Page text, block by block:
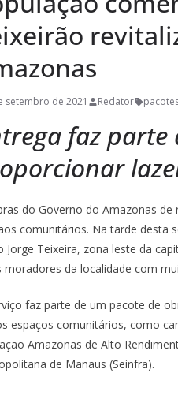
setembro de 2021 Redator
faz
do Governo do Amazonas
comunitários. Na tarde desta
Jorge Teixeira, zona leste da
moradores da localidade com
faz parte de um pacote de
espaços comunitários, como
Amazonas de Alto
de Manaus (Seinfra).